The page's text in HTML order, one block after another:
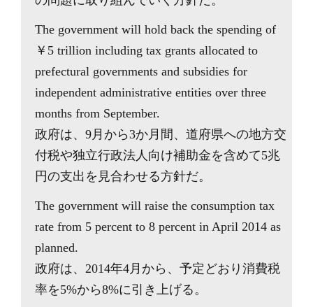
The government will hold back the spending of
￥5 trillion including tax grants allocated to
prefectural governments and subsidies for
independent administrative entities over three
months from September.
政府は、9月から3か月間、道府県への地方交
付税や独立行政法人向け補助金を含めて5兆
円の支出を見合わせる方針だ。
The government will raise the consumption tax
rate from 5 percent to 8 percent in April 2014 as
planned.
政府は、2014年4月から、予定どおり消費税
率を5%から8%に引き上げる。